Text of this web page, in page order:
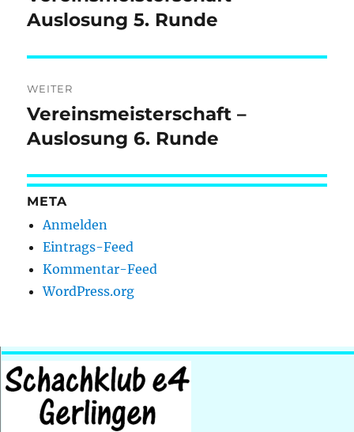
Beitrag:
Auslosung 5. Runde
WEITER
Nächster
Beitrag:
Vereinsmeisterschaft –
Auslosung 6. Runde
META
Anmelden
Eintrags-Feed
Kommentar-Feed
WordPress.org